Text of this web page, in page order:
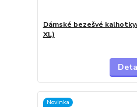
Dámské bezešvé
XL)
Novinka